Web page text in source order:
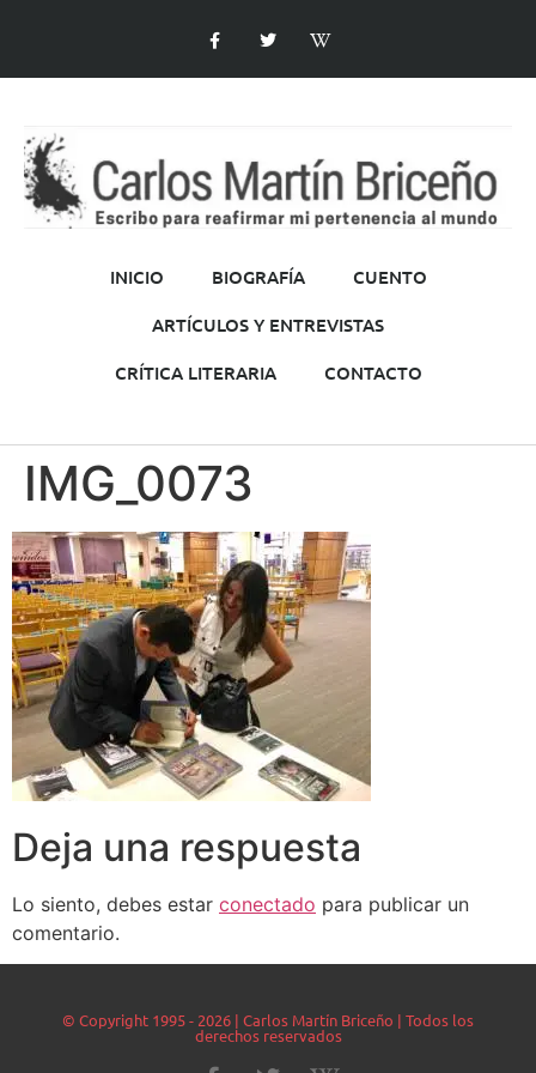
INICIO BIOGRAFÍA
CUENTO
ARTÍCULOS Y ENTREVISTAS
CRÍTICA LITERARIA
CONTACTO
IMG_0073
Deja una respuesta
Lo siento, debes estar conectado para publicar un
comentario.
© Copyright 1995 - 2026 | Carlos Martín Briceño | Todos los
derechos reservados